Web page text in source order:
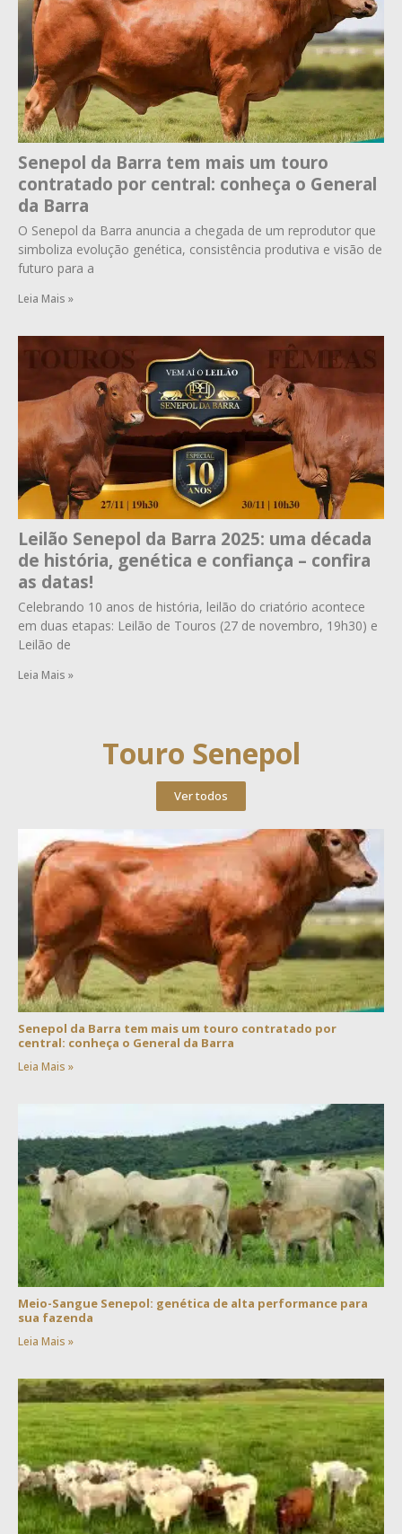
Senepol da Barra tem mais um touro
contratado por central: conheça o General
da Barra
O Senepol da Barra anuncia a chegada de um reprodutor que
simboliza evolução genética, consistência produtiva e visão de
futuro para a
Leia Mais »
Leilão Senepol da Barra 2025: uma década
de história, genética e confiança – confira
as datas!
Celebrando 10 anos de história, leilão do criatório acontece
em duas etapas: Leilão de Touros (27 de novembro, 19h30) e
Leilão de
Leia Mais »
Touro Senepol
Ver todos
Senepol da Barra tem mais um touro contratado por
central: conheça o General da Barra
Leia Mais »
Meio-Sangue Senepol: genética de alta performance para
sua fazenda
Leia Mais »